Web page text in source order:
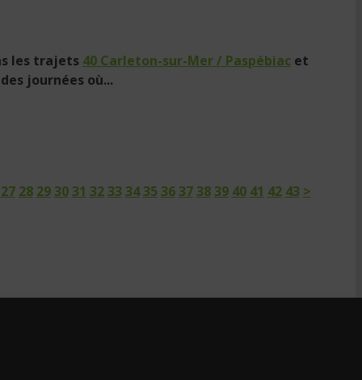
les trajets 40 Carleton-sur-Mer / Paspébiac et
journées où...
27 28 29 30 31 32 33 34 35 36 37 38 39 40 41 42 43 >